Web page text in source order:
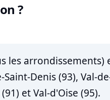
?
les arrondissements)
Denis (93), Val-
et Val-d'Oise (95).